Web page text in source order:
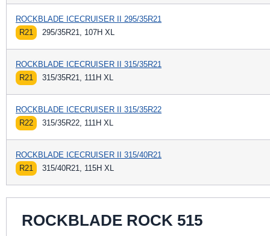
ROCKBLADE ICECRUISER II 295/35R21
R21
295/35R21, 107H XL
ROCKBLADE ICECRUISER II 315/35R21
R21
315/35R21, 111H XL
ROCKBLADE ICECRUISER II 315/35R22
R22
315/35R22, 111H XL
ROCKBLADE ICECRUISER II 315/40R21
R21
315/40R21, 115H XL
ROCKBLADE ROCK 515